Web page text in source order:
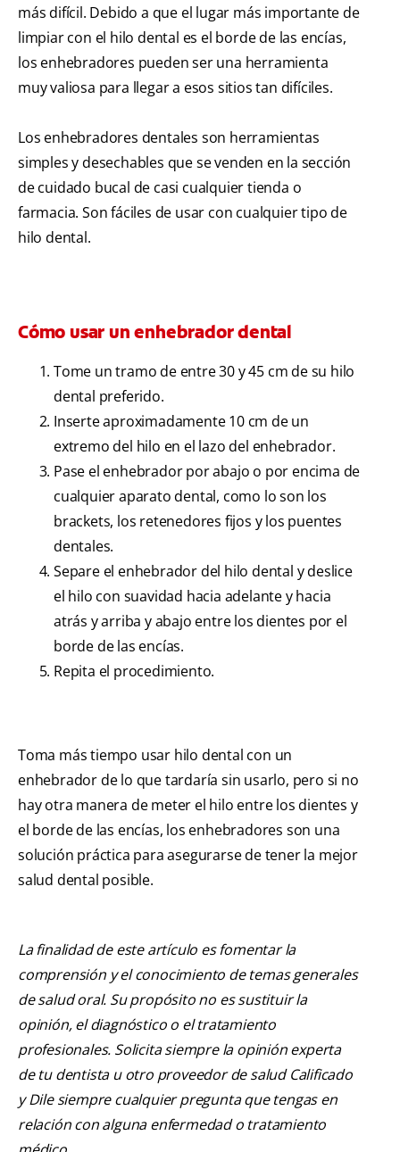
más difícil. Debido a que el lugar más importante de
limpiar con el hilo dental es el borde de las encías,
los enhebradores pueden ser una herramienta
muy valiosa para llegar a esos sitios tan difíciles.
Los enhebradores dentales son herramientas
simples y desechables que se venden en la sección
de cuidado bucal de casi cualquier tienda o
farmacia. Son fáciles de usar con cualquier tipo de
hilo dental.
Cómo usar un enhebrador dental
Tome un tramo de entre 30 y 45 cm de su hilo
dental preferido.
Inserte aproximadamente 10 cm de un
extremo del hilo en el lazo del enhebrador.
Pase el enhebrador por abajo o por encima de
cualquier aparato dental, como lo son los
brackets, los retenedores fijos y los puentes
dentales.
Separe el enhebrador del hilo dental y deslice
el hilo con suavidad hacia adelante y hacia
atrás y arriba y abajo entre los dientes por el
borde de las encías.
Repita el procedimiento.
Toma más tiempo usar hilo dental con un
enhebrador de lo que tardaría sin usarlo, pero si no
hay otra manera de meter el hilo entre los dientes y
el borde de las encías, los enhebradores son una
solución práctica para asegurarse de tener la mejor
salud dental posible.
La finalidad de este artículo es fomentar la
comprensión y el conocimiento de temas generales
de salud oral. Su propósito no es sustituir la
opinión, el diagnóstico o el tratamiento
profesionales. Solicita siempre la opinión experta
de tu dentista u otro proveedor de salud Calificado
y Dile siempre cualquier pregunta que tengas en
relación con alguna enfermedad o tratamiento